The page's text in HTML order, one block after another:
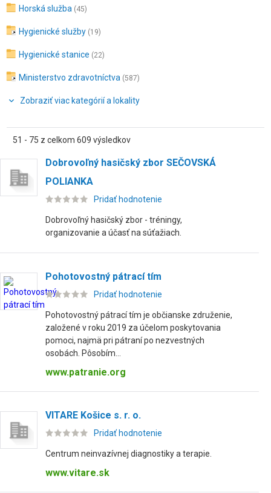
Horská služba (45)
Hygienické služby (19)
Hygienické stanice (22)
Ministerstvo zdravotníctva (587)
Zobraziť viac kategórií a lokality
51 - 75 z celkom 609 výsledkov
Dobrovoľný hasičský zbor SEČOVSKÁ
POLIANKA
Pridať hodnotenie
Dobrovoľný hasičský zbor - tréningy,
organizovanie a účasť na súťažiach.
Pohotovostný pátrací tím
Pridať hodnotenie
Pohotovostný pátrací tím je občianske združenie,
založené v roku 2019 za účelom poskytovania
pomoci, najmä pri pátraní po nezvestných
osobách. Pôsobím...
www.patranie.org
VITARE Košice s. r. o.
Pridať hodnotenie
Centrum neinvazívnej diagnostiky a terapie.
www.vitare.sk